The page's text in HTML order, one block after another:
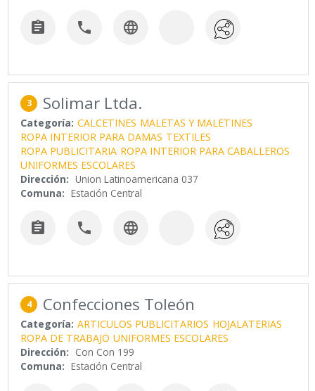
  
3 Solimar Ltda.
Categoría: CALCETINES MALETAS Y MALETINES
ROPA INTERIOR PARA DAMAS TEXTILES
ROPA PUBLICITARIA ROPA INTERIOR PARA CABALLEROS
UNIFORMES ESCOLARES
Dirección: Union Latinoamericana 037
Comuna: Estación Central
  
4 Confecciones Toleón
Categoría: ARTICULOS PUBLICITARIOS HOJALATERIAS
ROPA DE TRABAJO UNIFORMES ESCOLARES
Dirección: Con Con 199
Comuna: Estación Central